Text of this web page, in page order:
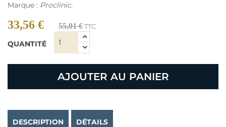
Marque : Proclinic.
33,56 € 55,01 €TTC
QUANTITÉ
AJOUTER AU PANIER
DESCRIPTION DÉTAILS